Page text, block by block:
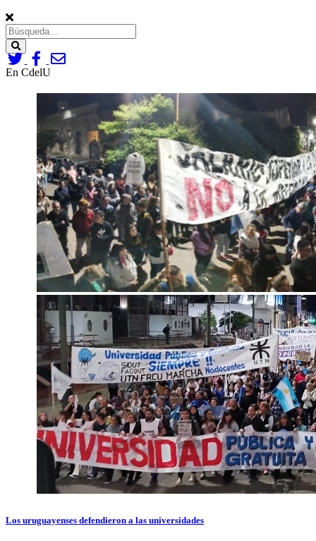
Search
En CdelU
Los uruguayenses defendieron a las universidades